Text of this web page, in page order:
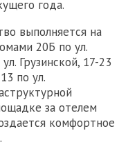
года.
выполняется на
20Б по ул.
Грузинской, 17-23
по ул.
за отелем
комфортное